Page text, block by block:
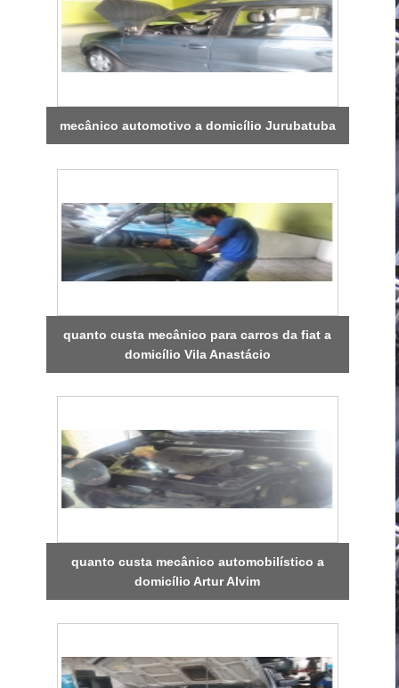
mecânico automotivo a domicílio Jurubatuba
quanto custa mecânico para carros da fiat a
domicílio Vila Anastácio
quanto custa mecânico automobilístico a
domicílio Artur Alvim